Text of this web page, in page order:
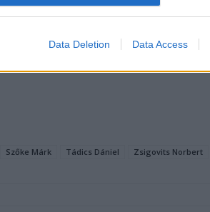
Data Deletion Data Access
Szőke Márk Tádics Dániel Zsigovits Norbert